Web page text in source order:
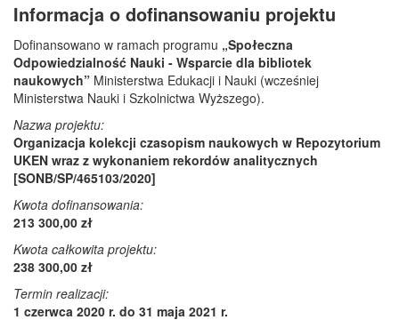
Informacja o dofinansowaniu projektu
Dofinansowano w ramach programu „Społeczna
Odpowiedzialność Nauki - Wsparcie dla bibliotek
naukowych” Ministerstwa Edukacji i Nauki (wcześniej
Ministerstwa Nauki i Szkolnictwa Wyższego).
Nazwa projektu:
Organizacja kolekcji czasopism naukowych w Repozytorium
UKEN wraz z wykonaniem rekordów analitycznych
[SONB/SP/465103/2020]
Kwota dofinansowania:
213 300,00 zł
Kwota całkowita projektu:
238 300,00 zł
Termin realizacji:
1 czerwca 2020 r. do 31 maja 2021 r.